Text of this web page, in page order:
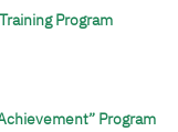
Program
Program